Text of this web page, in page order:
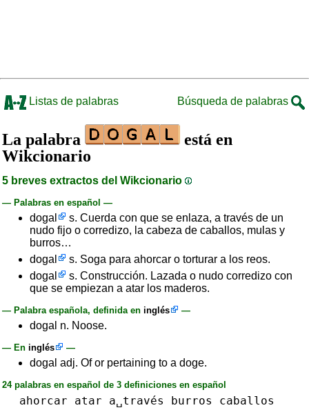
Listas de palabras Búsqueda de palabras
La palabra
está en
Wikcionario
5 breves extractos del Wikcionario
— Palabras en español —
dogal
s. Cuerda con que se enlaza, a través de un
nudo fijo o corredizo, la cabeza de caballos, mulas y
burros…
dogal
s. Soga para ahorcar o torturar a los reos.
dogal
s. Construcción. Lazada o nudo corredizo con
que se empiezan a atar los maderos.
— Palabra española, definida en inglés —
dogal n. Noose.
— En inglés —
dogal adj. Of or pertaining to a doge.
24 palabras en español de 3 definiciones en español
ahorcar atar a␣través burros
caballos